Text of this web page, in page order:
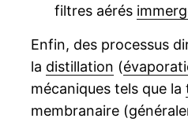
filtres aérés
Enfin, des processus
la distillation (
mécaniques tels que la
membranaire